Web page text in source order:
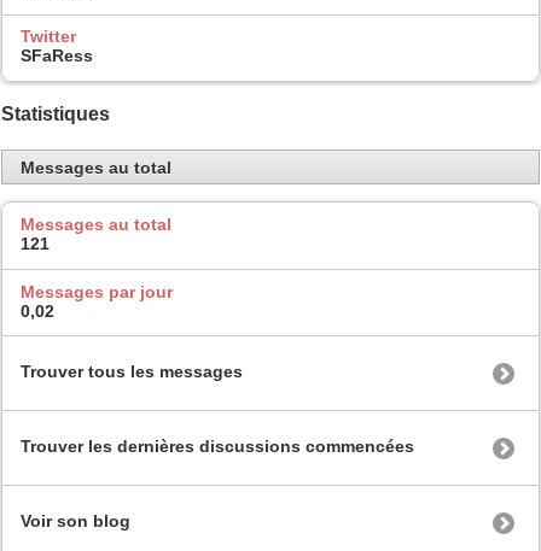
Twitter
SFaRess
Statistiques
Messages au total
Messages au total
121
Messages par jour
0,02
Trouver tous les messages
Trouver les dernières discussions commencées
Voir son blog